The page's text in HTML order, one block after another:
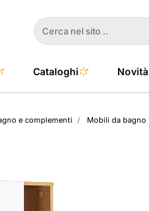
Cataloghi Novità
e complementi Mobili da bagno